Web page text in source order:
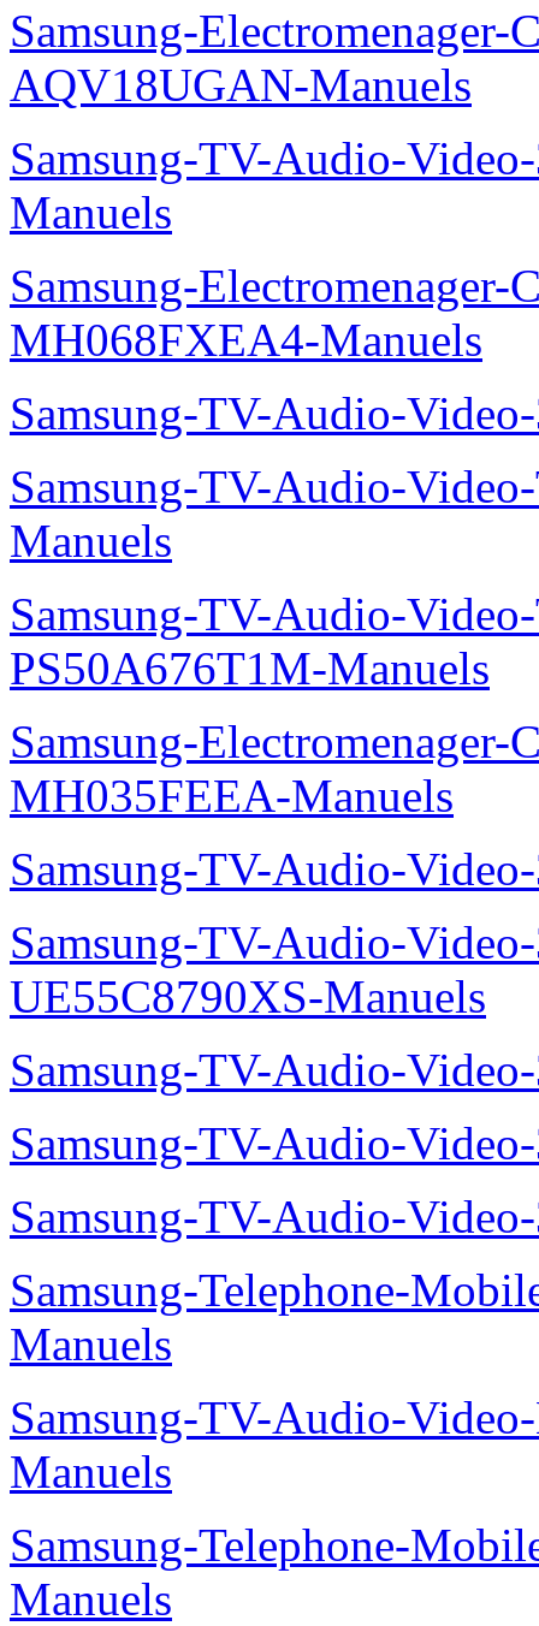
Samsung-Electromenager-
AQV18UGAN-Manuels
Samsung-TV-Audio-
Manuels
Samsung-Electromenager-
MH068FXEA4-Manuels
Samsung-TV-Audio-
Samsung-TV-Audio-
Manuels
Samsung-TV-Audio-
PS50A676T1M-Manuels
Samsung-Electromenager-
MH035FEEA-Manuels
Samsung-TV-Audio-
Samsung-TV-Audio-
UE55C8790XS-Manuels
Samsung-TV-Audio-
Samsung-TV-Audio-
Samsung-TV-Audio-
Samsung-Telephone-
Manuels
Samsung-TV-Audio-
Manuels
Samsung-Telephone-
Manuels